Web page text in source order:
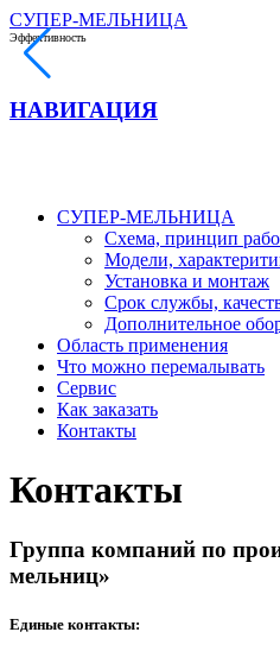
СУПЕР-МЕЛЬНИЦА
Эффективность
НАВИГАЦИЯ
СУПЕР-МЕЛЬНИЦА
Схема, принцип
Модели,
Установка и монтаж
Срок службы,
Дополнительное
Область применения
Что можно перемалывать
Сервис
Как заказать
Контакты
Контакты
Группа компаний по
мельниц»
Единые контакты: